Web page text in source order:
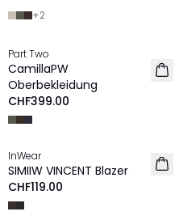
+2
NEU
Part Two
CamillaPW
Oberbekleidung
CHF399.00
NEU
InWear
SIMIIW VINCENT Blazer
CHF119.00